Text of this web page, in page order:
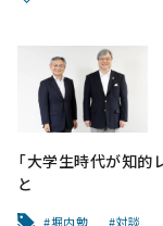
「大学生時代が知的
と
堀内勉 対談